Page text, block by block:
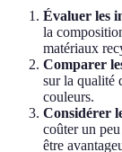
Évaluer les
la
matériaux
Comparer
sur la qualité
couleurs.
Considérer
coûter un
être